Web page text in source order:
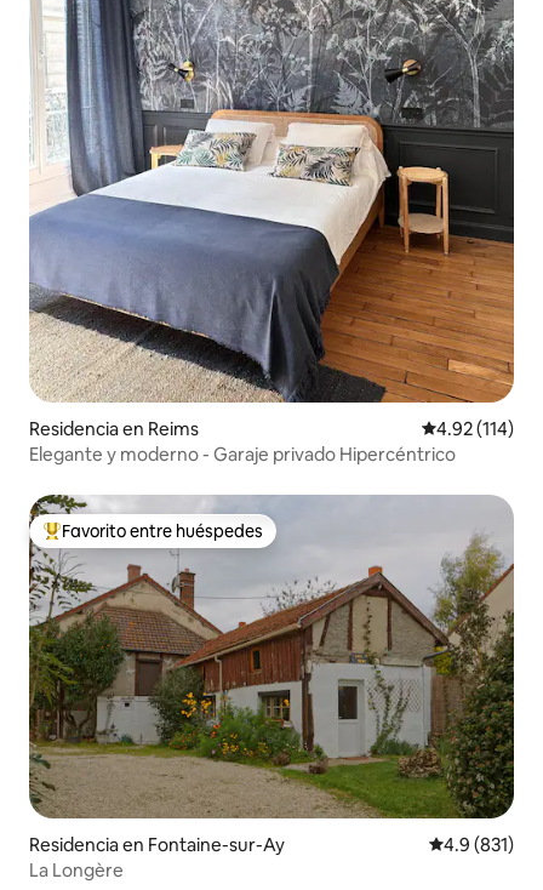
Residencia en Reims Calificación
4.92 (114)
Elegante y moderno - Garaje privado Hipercéntrico
De los mejores en Favorito entre huéspedes
Favorito entre huéspedes
Residencia en Fontaine-sur-Ay Calificación
4.9 (831)
La Longère